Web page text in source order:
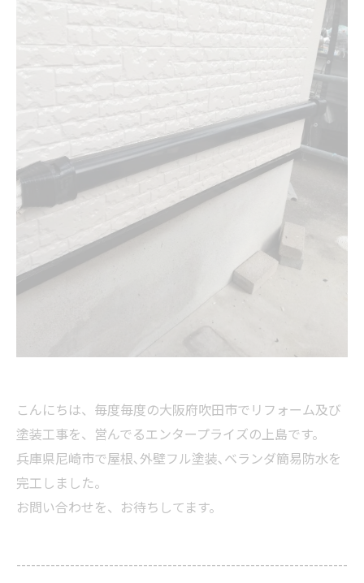
こんにちは、毎度毎度の大阪府吹田市でリフォーム及び
塗装工事を、営んでるエンタープライズの上島です。
兵庫県尼崎市で屋根､外壁フル塗装､ベランダ簡易防水を
完工しました。
お問い合わせを、お待ちしてます。
--------------------------------------------------------------------